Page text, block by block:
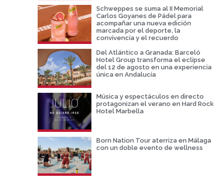
Schweppes se suma al II Memorial
Carlos Goyanes de Pádel para
acompañar una nueva edición
marcada por el deporte, la
convivencia y el recuerdo
Del Atlántico a Granada: Barceló
Hotel Group transforma el eclipse
del 12 de agosto en una experiencia
única en Andalucía
Música y espectáculos en directo
protagonizan el verano en Hard Rock
Hotel Marbella
Born Nation Tour aterriza en Málaga
con un doble evento de wellness